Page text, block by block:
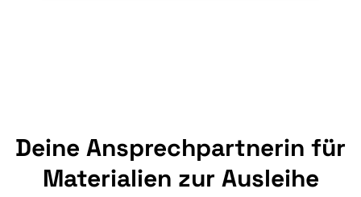
Deine Ansprechpartnerin für
Materialien zur Ausleihe